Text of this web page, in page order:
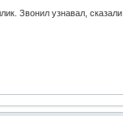
Звонил узнавал,